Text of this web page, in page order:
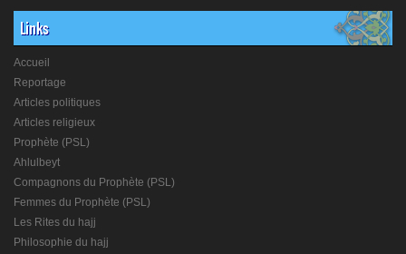
Links
Accueil
Reportage
Articles politiques
Articles religieux
Prophète (PSL)
Ahlulbeyt
Compagnons du Prophète (PSL)
Femmes du Prophète (PSL)
Les Rites du hajj
Philosophie du hajj